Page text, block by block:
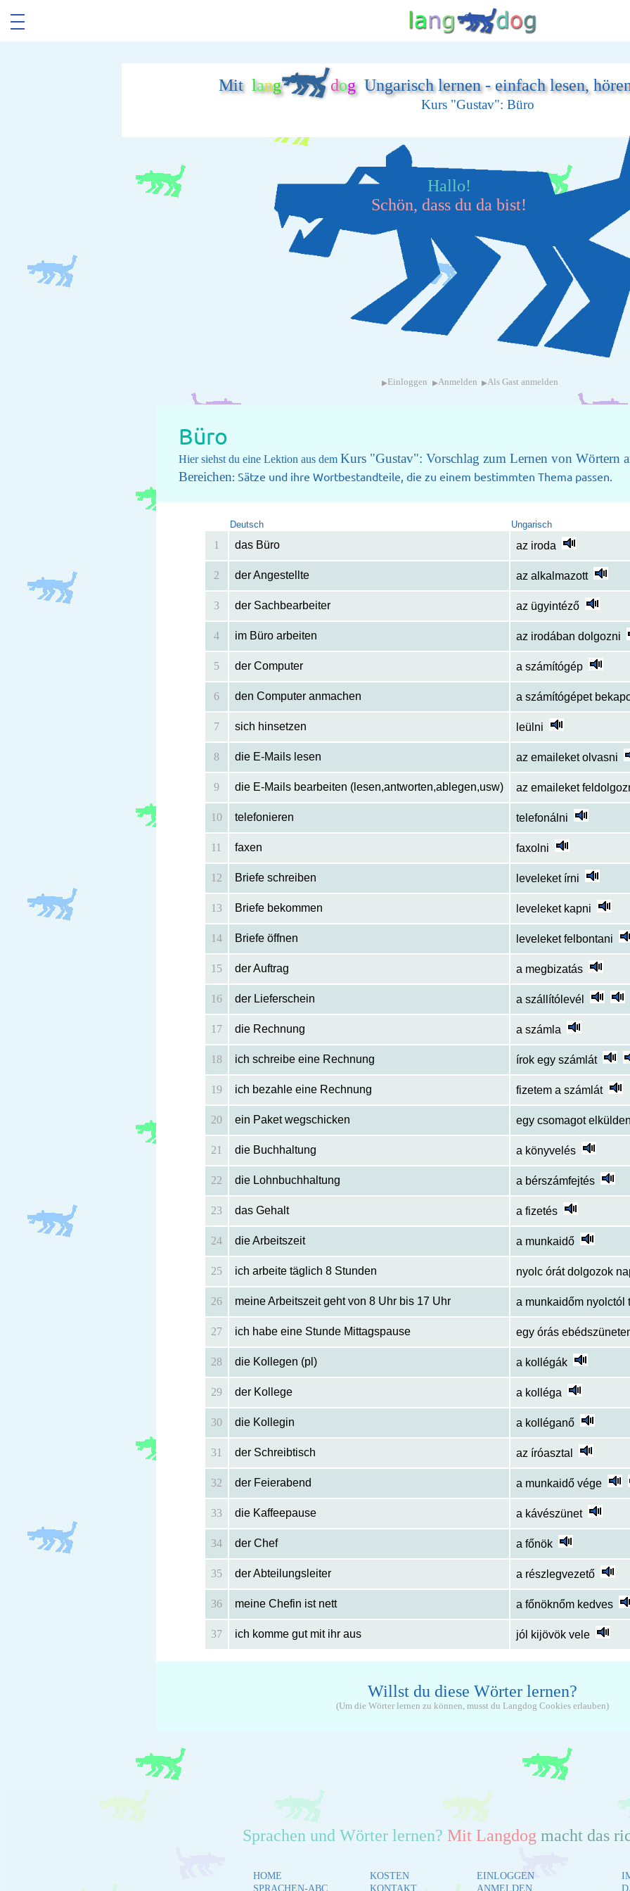
Mit lang dogUngarisch lernen - einfach lesen,
Kurs "Gustav": Büro
Hallo!
Schön, dass du da bist!
▸ Einloggen ▸Anmelden ▸Als Gast anmelden
Büro
Hier siehst du eine Lektion aus dem Kurs "Gustav": Vorschlag zum Lernen von Wörtern
Bereichen: Sätze und ihre Wortbestandteile, die zu einem bestimmten Thema passen.
Deutsch Ungarisch
1 das Büro az iroda
2 der Angestellte az alkalmazott
3 der Sachbearbeiter az ügyintéző
4 im Büro arbeiten az irodában dolgozni
5 der Computer a számítógép
6 den Computer anmachen a számítógépet
7 sich hinsetzen leülni
8 die E-Mails lesen az emaileket olvasni
9 die E-Mails bearbeiten (lesen,antworten,ablegen,usw) az emaileket
10 telefonieren telefonálni
11 faxen faxolni
12 Briefe schreiben leveleket írni
13 Briefe bekommen leveleket kapni
14 Briefe öffnen leveleket felbontani
15 der Auftrag a megbizatás
16 der Lieferschein a szállítólevél
17 die Rechnung a számla
18 ich schreibe eine Rechnung írok egy számlát
19 ich bezahle eine Rechnung fizetem a számlát
20 ein Paket wegschicken egy csomagot
21 die Buchhaltung a könyvelés
22 die Lohnbuchhaltung a bérszámfejtés
23 das Gehalt a fizetés
24 die Arbeitszeit a munkaidő
25 ich arbeite täglich 8 Stunden nyolc órát dolgozok
26 meine Arbeitszeit geht von 8 Uhr bis 17 Uhr a munkaidőm nyolctól
27 ich habe eine Stunde Mittagspause egy órás
28 die Kollegen (pl) a kollégák
29 der Kollege a kolléga
30 die Kollegin a kolléganő
31 der Schreibtisch az íróasztal
32 der Feierabend a munkaidő vége
33 die Kaffeepause a kávészünet
34 der Chef a főnök
35 der Abteilungsleiter a részlegvezető
36 meine Chefin ist nett a főnöknőm kedves
37 ich komme gut mit ihr aus jól kijövök vele
Willst du diese Wörter lernen?
(Um die Wörter lernen zu können, musst du Langdog Cookies erlauben)
Sprachen und Wörter lernen? Mit Langdog macht das
HOME
SPRACHEN-ABC
KOSTEN
KONTAKT
EINLOGGEN
ANMELDEN